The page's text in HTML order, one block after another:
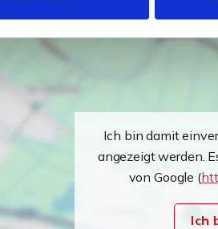
Ich bin damit
angezeigt werden.
von Google (
Ich